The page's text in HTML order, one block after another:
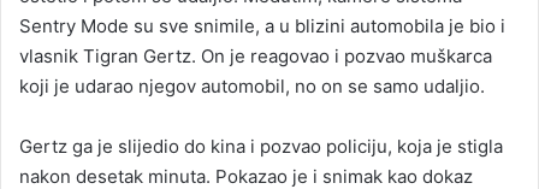
Sentry Mode su sve snimile, a u blizini automobila je bio i
vlasnik Tigran Gertz. On je reagovao i pozvao muškarca
koji je udarao njegov automobil, no on se samo udaljio.
Gertz ga je slijedio do kina i pozvao policiju, koja je stigla
nakon desetak minuta. Pokazao je i snimak kao dokaz